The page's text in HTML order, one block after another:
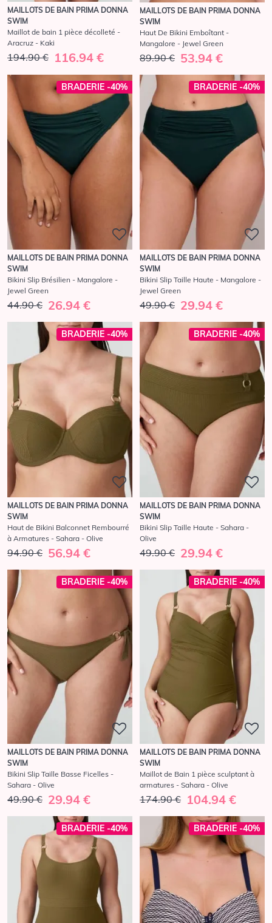
MAILLOTS DE BAIN PRIMA DONNA
SWIM
Maillot de bain 1 pièce décolleté -
Aracruz - Kaki
194.90 € 116.94 €
MAILLOTS DE BAIN PRIMA DONNA
SWIM
Haut De Bikini Emboîtant -
Mangalore - Jewel Green
89.90 € 53.94 €
BRADERIE -40%
MAILLOTS DE BAIN PRIMA DONNA
SWIM
Bikini Slip Brésilien - Mangalore -
Jewel Green
44.90 € 26.94 €
BRADERIE -40%
MAILLOTS DE BAIN PRIMA DONNA
SWIM
Bikini Slip Taille Haute - Mangalore -
Jewel Green
49.90 € 29.94 €
BRADERIE -40%
MAILLOTS DE BAIN PRIMA DONNA
SWIM
Haut de Bikini Balconnet Rembourré
à Armatures - Sahara - Olive
94.90 € 56.94 €
BRADERIE -40%
MAILLOTS DE BAIN PRIMA DONNA
SWIM
Bikini Slip Taille Haute - Sahara -
Olive
49.90 € 29.94 €
BRADERIE -40%
MAILLOTS DE BAIN PRIMA DONNA
SWIM
Bikini Slip Taille Basse Ficelles -
Sahara - Olive
49.90 € 29.94 €
BRADERIE -40%
MAILLOTS DE BAIN PRIMA DONNA
SWIM
Maillot de Bain 1 pièce sculptant à
armatures - Sahara - Olive
174.90 € 104.94 €
BRADERIE -40% BRADERIE -40%